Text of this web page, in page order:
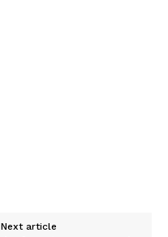
Next article